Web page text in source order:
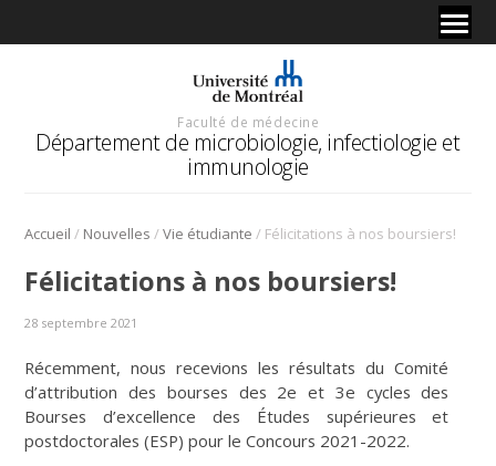
Faculté de médecine
Département de microbiologie, infectiologie et
immunologie
Accueil / Nouvelles /Vie étudiante / Félicitations à nos boursiers!
Félicitations à nos boursiers!
28 septembre 2021
Récemment, nous recevions les résultats du Comité
d’attribution des bourses des 2e et 3e cycles des
Bourses d’excellence des Études supérieures et
postdoctorales (ESP) pour le Concours 2021-2022.